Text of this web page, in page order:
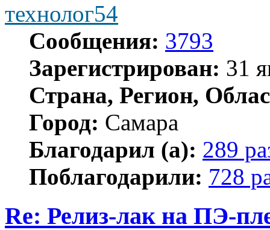
технолог54
Сообщения: 3793
Зарегистрирован: 31
Страна, Регион,
Город: Самара
Благодарил (а): 289
Поблагодарили: 728
Re: Релиз-лак на ПЭ-